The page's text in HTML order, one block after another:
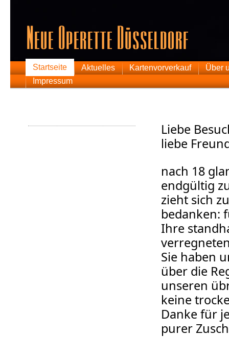
Startseite Aktuelles Kartenvorverkauf
Über
Impressum
Liebe
liebe
nach 18
endgültig
zieht sich
bedanken:
Ihre
Sie haben
über die
unseren
keine
Danke für
purer